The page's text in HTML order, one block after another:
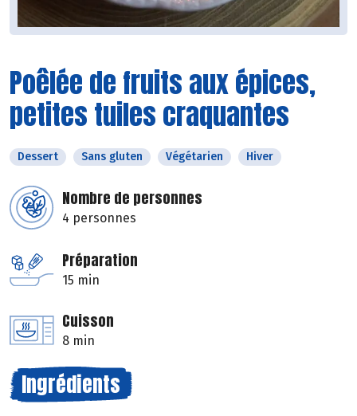
Poêlée de fruits aux épices,
petites tuiles craquantes
Dessert Sans gluten Végétarien Hiver
Nombre de personnes
4 personnes
Préparation
15 min
Cuisson
8 min
Ingrédients